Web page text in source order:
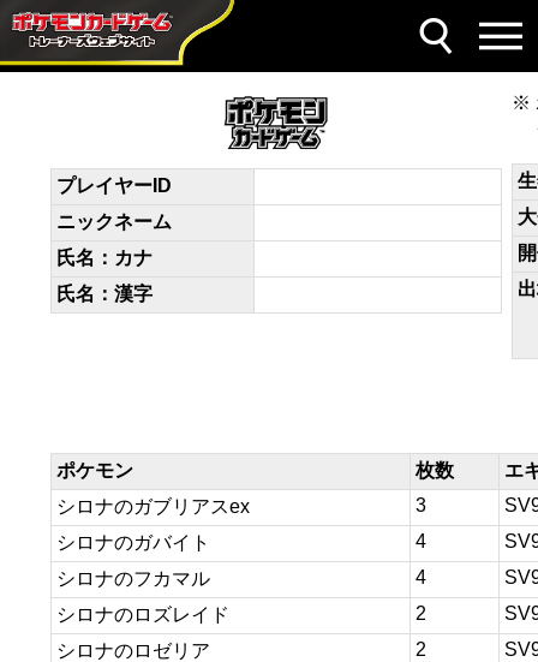
デッキコード
v5VvVV-IXKvyv-FkbbFk
プレイヤーID
ニックネーム
氏名：カナ
氏名：漢字
ポケモン 枚数
エ
シロナのガブリアスex
3
シロナのガバイト
4
シロナのフカマル
4
シロナのロズレイド
2
シロナのロゼリア
2